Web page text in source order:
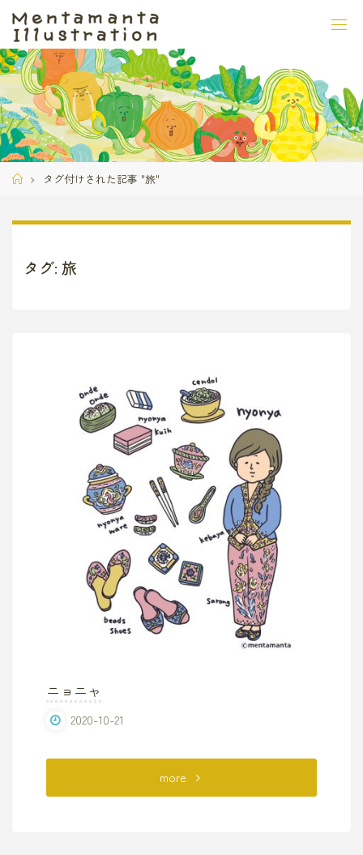
テ
ン
ツ
へ
ス
キ
ホ
タグ付けされた記事 "旅"
タグ: 旅
ニョニャ
2020-10-21
more"ニ